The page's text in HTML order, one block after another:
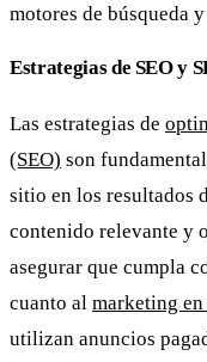
motores de búsqueda
Estrategias de SEO y
Las estrategias de
(SEO) son
sitio en los resultados
contenido relevante y
asegurar que cumpla
cuanto al marketing en
utilizan anuncios